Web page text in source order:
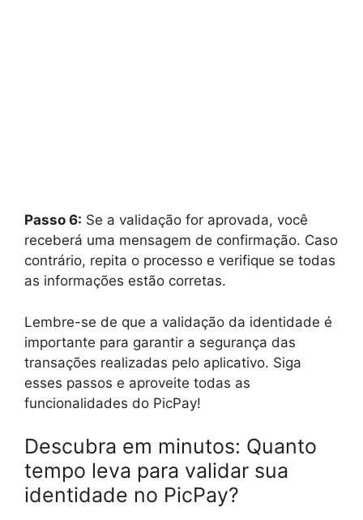
Passo 6: Se a validação for aprovada, você
receberá uma mensagem de confirmação. Caso
contrário, repita o processo e verifique se todas
as informações estão corretas.
Lembre-se de que a validação da identidade é
importante para garantir a segurança das
transações realizadas pelo aplicativo. Siga
esses passos e aproveite todas as
funcionalidades do PicPay!
Descubra em minutos: Quanto
tempo leva para validar sua
identidade no PicPay?